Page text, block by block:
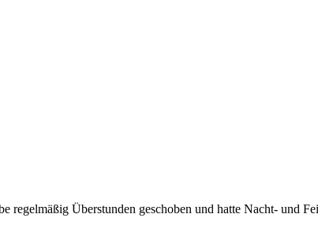
Überstunden geschoben und hatte Nacht- und